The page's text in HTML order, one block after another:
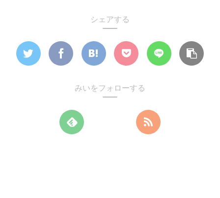
シェアする
みいをフォローする